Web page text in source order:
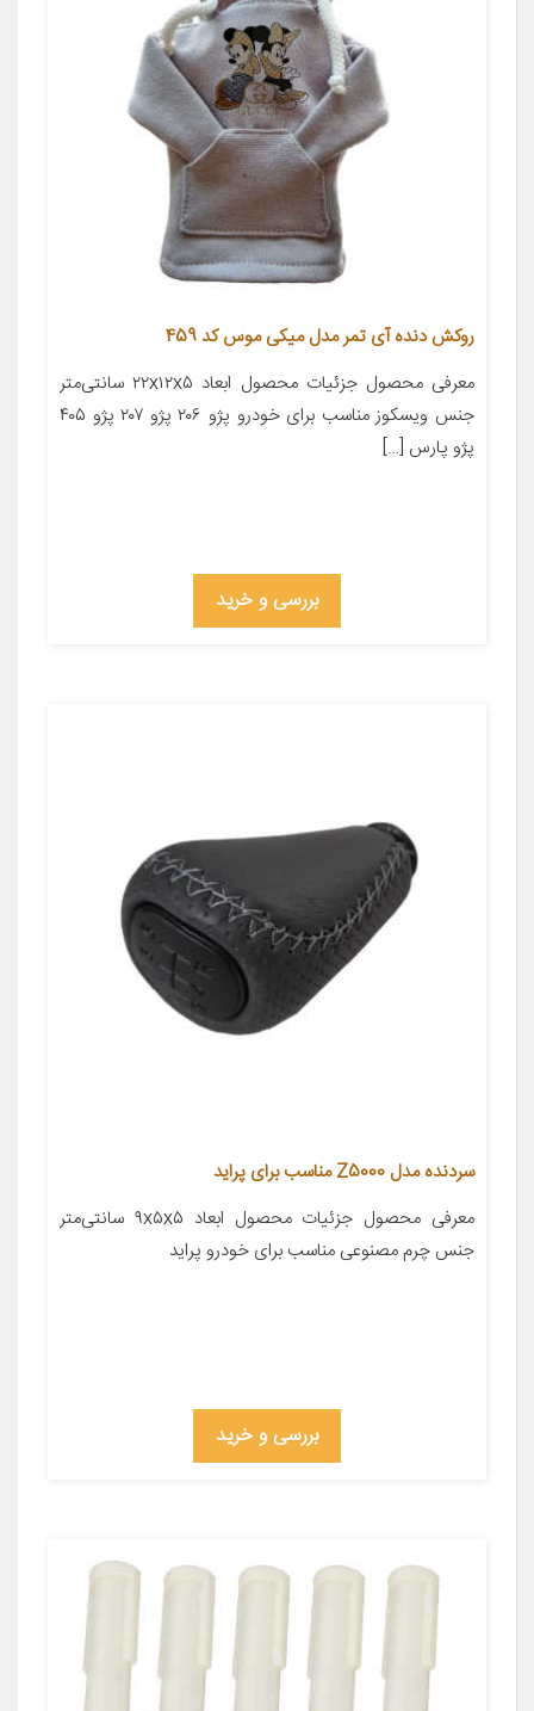
روکش دنده آی تمر مدل میکی موس کد 459
معرفی محصول جزئیات محصول ابعاد ۲۲x۱۲x۵ سانتی‌متر
جنس ویسکوز مناسب برای خودرو پژو ۲۰۶ پژو ۲۰۷ پژو ۴۰۵
پژو پارس […]
بررسی و خرید
سردنده مدل Z5000 مناسب برای پراید
معرفی محصول جزئیات محصول ابعاد ۹x۵x۵ سانتی‌متر
جنس چرم مصنوعی مناسب برای خودرو پراید
بررسی و خرید